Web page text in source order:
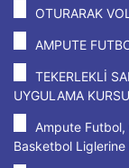
OTURARAK
AMPUTE
TEKERLEKLİ
UYGULAMA KURSU
Ampute
Basketbol